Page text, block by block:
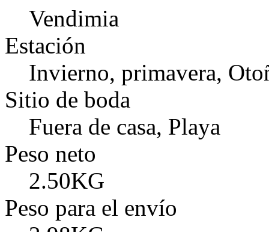
Vendimia
Estación
Invierno, primavera,
Sitio de boda
Fuera de casa, Playa
Peso neto
2.50KG
Peso para el envío